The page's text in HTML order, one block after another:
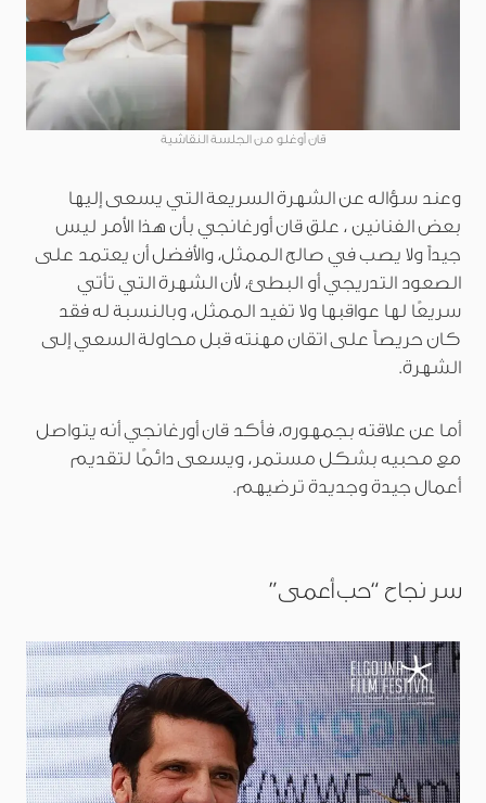
قان أوغلو من الجلسة النقاشية
وعند سؤاله عن الشهرة السريعة التي يسعى إليها
بعض الفنانين ، علق قان أورغانجي بأن هذا الأمر ليس
جيداً ولا يصب في صالح الممثل، والأفضل أن يعتمد على
الصعود التدريجي أو البطئ، لأن الشهرة التي تأتي
سريعًا لها عواقبها ولا تفيد الممثل، وبالنسبة له فقد
كان حريصاً على اتقان مهنته قبل محاولة السعي إلى
الشهرة.
أما عن علاقته بجمهوره، فأكد قان أورغانجي أنه يتواصل
مع محبيه بشكل مستمر، ويسعى دائمًا لتقديم
أعمال جيدة وجديدة ترضيهم.
سر نجاح “حب أعمى”